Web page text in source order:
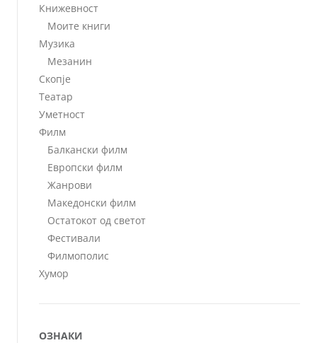
Книжевност
Моите книги
Музика
Мезанин
Скопје
Театар
Уметност
Филм
Балкански филм
Европски филм
Жанрови
Македонски филм
Остатокот од светот
Фестивали
Филмополис
Хумор
ОЗНАКИ